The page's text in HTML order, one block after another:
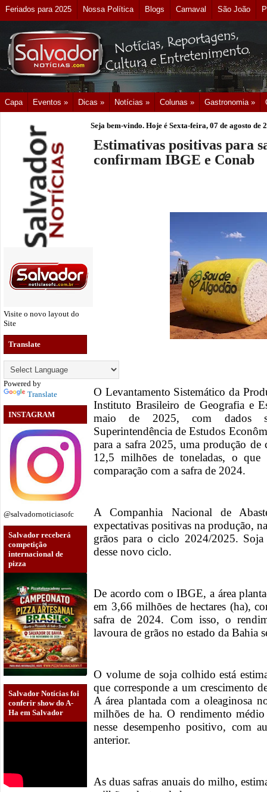
Feriados para 2025 Nossa Política Blogs Carnaval São João
Capa Eventos » Dicas » Notícias » Colunas » Gastronomia »
Visite o novo layout do
Site
Translate
Powered by
Translate
INSTAGRAM
@salvadornoticiasofc
Salvador receberá
competição
internacional de
pizza
Salvador Notícias foi
conferir show do A-
Ha em Salvador
Seja bem-vindo. Hoje é Sexta-feira, 07 de agosto de
Estimativas positivas para
confirmam IBGE e Conab
O Levantamento Sistemático da
Instituto Brasileiro de Geografia e
maio de 2025, com dados
Superintendência de Estudos
para a safra 2025, uma produção de
12,5 milhões de toneladas, o que
comparação com a safra de 2024.
A Companhia Nacional de
expectativas positivas na produção,
grãos para o ciclo 2024/2025. Soja
desse novo ciclo.
De acordo com o IBGE, a área
em 3,66 milhões de hectares (ha),
safra de 2024. Com isso, o
lavoura de grãos no estado da Bahia
O volume de soja colhido está
que corresponde a um crescimento
A área plantada com a oleaginosa
milhões de ha. O rendimento
nesse desempenho positivo, com
anterior.
As duas safras anuais do milho,